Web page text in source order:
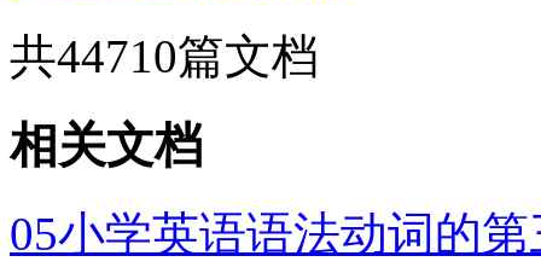
共44710篇文档
相关文档
05小学英语语法动词的